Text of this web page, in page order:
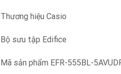
Thương hiệu Casio
Bộ sưu tập Edifice
Mã sản phẩm EFR-555BL-